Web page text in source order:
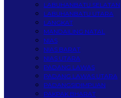
LABUHANBATU SELATAN
LABUHANBATU UTARA
LANGKAT
MANDAILING NATAL
NIAS
NIAS BARAT
NIAS UTARA
PADANG LAWAS
PADANG LAWAS UTARA
PADANGSIDIMPUAN
PAKPAK BHARAT